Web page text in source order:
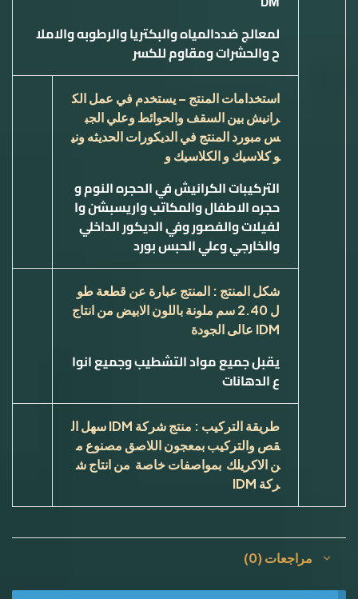
لمعالج ضددالمياه والبكتريا والرطوبه والاملا
ح والحشرات ومقاوم للكسر
استخدامات المنتج – يستخدم في عمل الك
رانيش بين السقف والحوائط وعلي الجب
س مبورد المنتج في الديكورات الحديثه وني
و كلاسيك و الكلاسيك و
التركيبات الكرانيش في الحجره النوم و
حجره الاطفال والمكاتب واريسبشن وا
لفيلات والفصور وفي الديكور الداخلي
والخارجي وعلي الحبس بورد
شكل المنتج : المنتج عبارة عن قطعة طو
ل 2.40 سم ملونة باللون الابيض من انتاج
IDM عالى الجودة
يقبل جميع مواد التشطيب وجميع انوا
ع الدهانات
طريقة التركيب : منتج شركة IDMسهل ال
قص والتركيب بمعجون اللاصق مصنوع م
ن الاكريلك بمواصفات خاصة من انتاج ش
ركة IDM
مراجعات (0)